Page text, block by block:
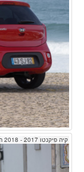
קיה פיקנטו 2017 - 2018 הצ'בק - אדום - מבט מאחור